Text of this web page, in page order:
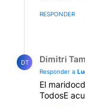
RESPONDER
DT Dimitri
Responder a
El
TodosE